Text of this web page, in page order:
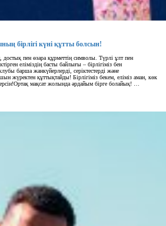
бірлігі күні құтты болсын!
достық пен өзара құрметтің символы. Түрлі ұлт пен
еліміздің басты байлығы – бірлігіміз бен
барша жанкүйерлерді, серіктестерді және
жүректен құттықтайды! Бірлігіміз бекем, еліміз аман, көк
мақсат жолында әрдайым бірге болайық! …